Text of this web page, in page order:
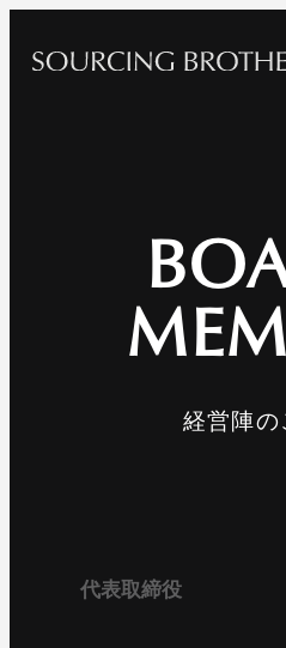
経営陣の
代表取締役